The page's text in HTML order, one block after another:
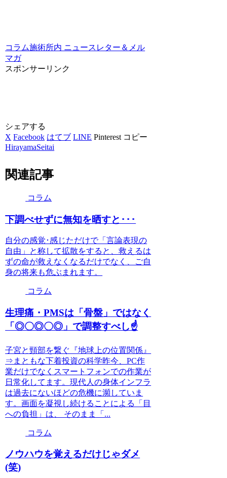
コラム施術所内 ニュースレター＆メル
マガ
スポンサーリンク
シェアする
X Facebook はてブ LINE Pinterest コピー
HirayamaSeitai
関連記事
コラム
下調べせずに無知を晒すと･･･
自分の感覚･感じただけで「言論表現の
自由」と称して拡散をすると、救えるは
ずの命が救えなくなるだけでなく、ご自
身の将来も危ぶまれます。
コラム
生理痛・PMSは「骨盤」ではなく
「◎〇◎〇◎」で調整すべし☝️
子宮と頸部を繋ぐ『地球上の位置関係』
⇒まともな下着投資の科学昨今、PC作
業だけでなくスマートフォンでの作業が
日常化してます。現代人の身体インフラ
は過去にないほどの危機に瀕していま
す。画面を凝視し続けることによる「目
への負担」は、 そのまま「...
コラム
ノウハウを覚えるだけじゃダメ
(笑)